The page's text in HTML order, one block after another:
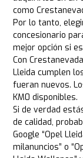
como
Por lo tanto,
concesionario
mejor opción si
Con
Lleida cumplen
fueran nuevos.
KM0 disponibles.
Si de verdad
de calidad,
Google “Opel
milanuncios” o